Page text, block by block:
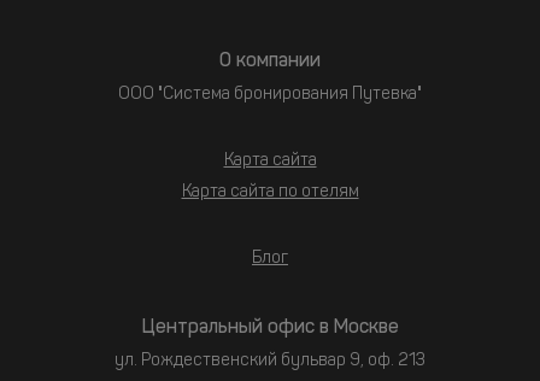
О компании
ООО "Система бронирования Путевка"
Карта сайта
Карта сайта по отелям
Блог
Центральный офис в Москве
ул. Рождественский бульвар 9, оф. 213